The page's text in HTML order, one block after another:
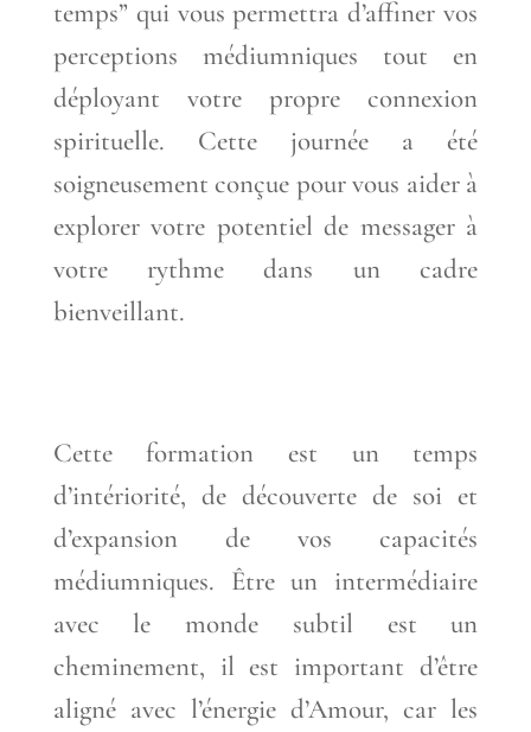
temps” qui vous permettra d’affiner vos
perceptions médiumniques tout en
déployant votre propre connexion
spirituelle. Cette journée a été
soigneusement conçue pour vous aider à
explorer votre potentiel de messager à
votre rythme dans un cadre
bienveillant.
Cette formation est un temps
d’intériorité, de découverte de soi et
d’expansion de vos capacités
médiumniques. Être un intermédiaire
avec le monde subtil est un
cheminement, il est important d’être
aligné avec l’énergie d’Amour, car les